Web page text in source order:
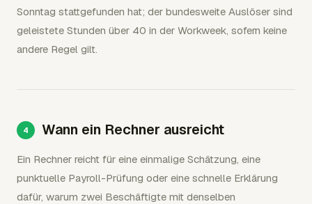
Sonntag stattgefunden hat; der bundesweite Auslöser sind
geleistete Stunden über 40 in der Workweek, sofern keine
andere Regel gilt.
Wann ein Rechner ausreicht
Ein Rechner reicht für eine einmalige Schätzung, eine
punktuelle Payroll-Prüfung oder eine schnelle Erklärung
dafür, warum zwei Beschäftigte mit denselben